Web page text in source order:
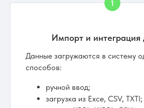
Импорт и интеграция
Данные загружаются в систему
способов:
ручной ввод;
загрузка из Exce, CSV, TXTl;